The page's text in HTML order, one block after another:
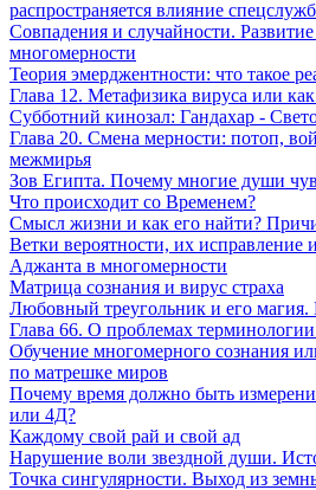
распространяется влияние спецслужб
Совпадения и случайности.
многомерности
Теория эмерджентности: что такое
Глава 12. Метафизика вируса или как
Субботний кинозал: Гандахар -
Глава 20. Смена мерности: потоп,
межмирья
Зов Египта. Почему многие души
Что происходит со Временем?
Смысл жизни и как его найти?
Ветки вероятности, их исправление
Аджанта в многомерности
Матрица сознания и вирус страха
Любовный треугольник и его
Глава 66. О проблемах
Обучение многомерного сознания
по матрешке миров
Почему время должно быть
или 4Д?
Каждому свой рай и свой ад
Нарушение воли звездной души.
Точка сингулярности. Выход из